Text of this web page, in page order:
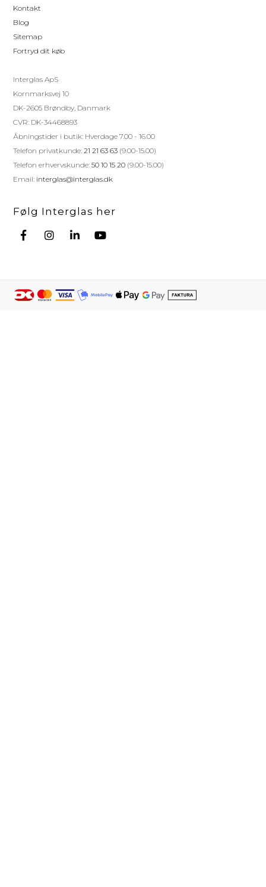
Kontakt
Blog
Sitemap
Fortryd dit køb
Interglas ApS
Kornmarksvej 10
DK-2605 Brøndby, Danmark
CVR: DK-34468893
Åbningstider i butik: Hverdage 7.00 - 16.00
Telefon privatkunde:21 21 63 63 (9.00-15.00)
Telefon erhvervskunde:50 10 15 20 (9.00-15.00)
Email: interglas@interglas.dk
Følg Interglas her